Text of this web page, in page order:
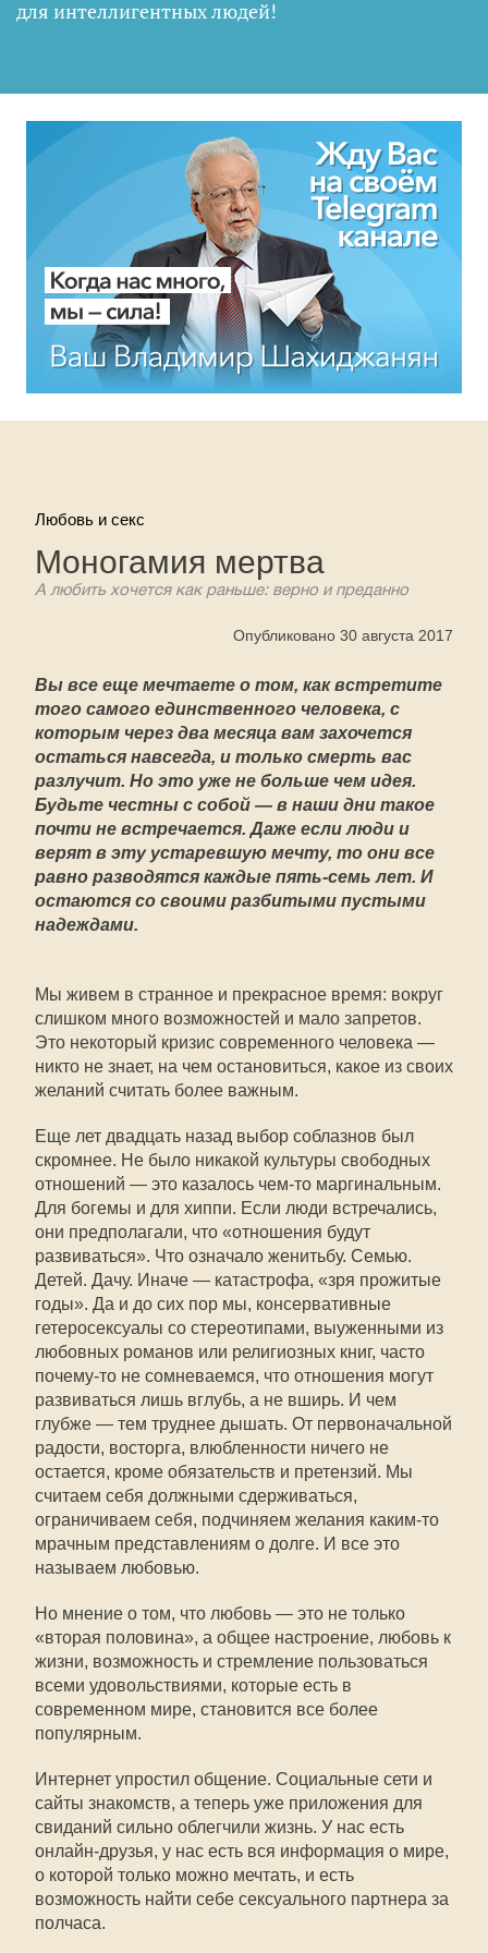
для интеллигентных людей!
Любовь и секс
Моногамия мертва
А любить хочется как раньше: верно и преданно
Опубликовано 30 августа 2017
Вы все еще мечтаете о том, как встретите
того самого единственного человека, с
которым через два месяца вам захочется
остаться навсегда, и только смерть вас
разлучит. Но это уже не больше чем идея.
Будьте честны с собой — в наши дни такое
почти не встречается. Даже если люди и
верят в эту устаревшую мечту, то они все
равно разводятся каждые пять-семь лет. И
остаются со своими разбитыми пустыми
надеждами.
Мы живем в странное и прекрасное время: вокруг
слишком много возможностей и мало запретов.
Это некоторый кризис современного человека —
никто не знает, на чем остановиться, какое из своих
желаний считать более важным.
Еще лет двадцать назад выбор соблазнов был
скромнее. Не было никакой культуры свободных
отношений — это казалось чем-то маргинальным.
Для богемы и для хиппи. Если люди встречались,
они предполагали, что «отношения будут
развиваться». Что означало женитьбу. Семью.
Детей. Дачу. Иначе — катастрофа, «зря прожитые
годы». Да и до сих пор мы, консервативные
гетеросексуалы со стереотипами, выуженными из
любовных романов или религиозных книг, часто
почему-то не сомневаемся, что отношения могут
развиваться лишь вглубь, а не вширь. И чем
глубже — тем труднее дышать. От первоначальной
радости, восторга, влюбленности ничего не
остается, кроме обязательств и претензий. Мы
считаем себя должными сдерживаться,
ограничиваем себя, подчиняем желания каким-то
мрачным представлениям о долге. И все это
называем любовью.
Но мнение о том, что любовь — это не только
«вторая половина», а общее настроение, любовь к
жизни, возможность и стремление пользоваться
всеми удовольствиями, которые есть в
современном мире, становится все более
популярным.
Интернет упростил общение. Социальные сети и
сайты знакомств, а теперь уже приложения для
свиданий сильно облегчили жизнь. У нас есть
онлайн-друзья, у нас есть вся информация о мире,
о которой только можно мечтать, и есть
возможность найти себе сексуального партнера за
полчаса.